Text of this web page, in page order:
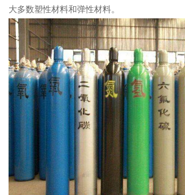
大多数塑性材料和弹性材料。